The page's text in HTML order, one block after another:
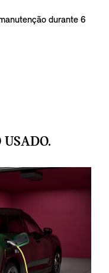
durante 6